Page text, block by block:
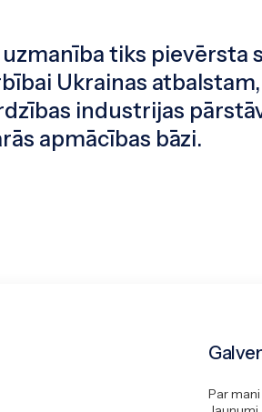
uzmanība tiks pievērsta
Ukrainas
industrijas
apmācības bāzi.
Par mani